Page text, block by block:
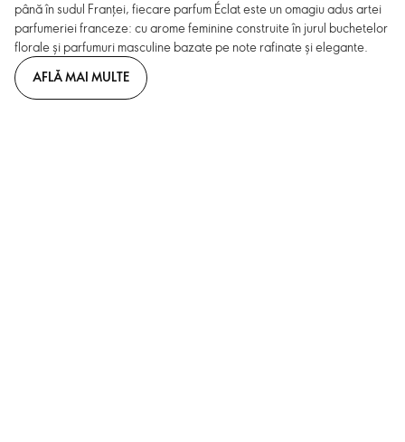
până în sudul Franței, fiecare parfum Éclat este un omagiu adus artei
parfumeriei franceze: cu arome feminine construite în jurul buchetelor
florale și parfumuri masculine bazate pe note rafinate și elegante.
AFLĂ MAI MULTE